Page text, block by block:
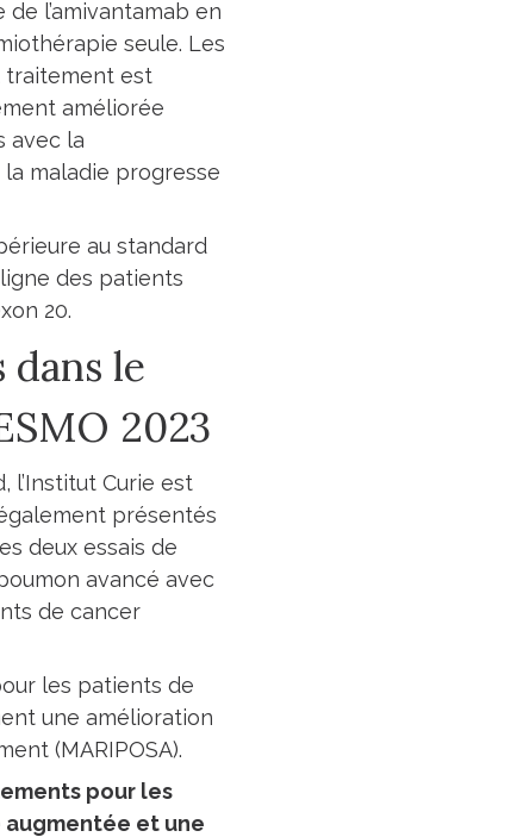
de l’amivantamab en
seule. Les
traitement est
améliorée
avec la
la maladie progresse
au standard
des patients
20.
le
2023
l’Institut Curie est
présentés
deux essais de
avancé avec
de cancer
les patients de
une amélioration
(MARIPOSA).
pour les
augmentée et une